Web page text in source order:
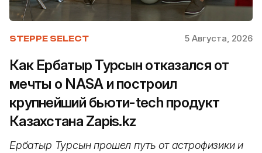
STEPPE SELECT 5 Августа, 2026
Как Ербатыр Турсын отказался от
мечты о NASA и построил
крупнейший бьюти-tech продукт
Казахстана Zapis.kz
Ербатыр Турсын прошел путь от астрофизики и